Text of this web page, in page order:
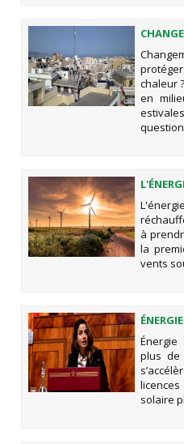
DES
chaleur
en
LE
à
la
vents
plus de
solaire